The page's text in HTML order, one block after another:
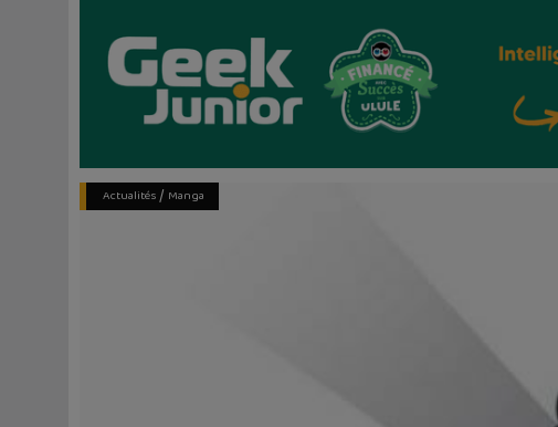
Actualités/ Manga